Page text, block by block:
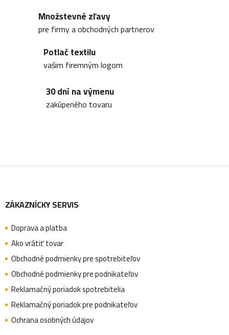
Množstevné zľavy
pre firmy a obchodných partnerov
Potlač textilu
vašim firemným logom
30 dní na výmenu
zakúpeného tovaru
á
p
ä
t
ZÁKAZNÍCKY SERVIS
Doprava a platba
Ako vrátiť tovar
Obchodné podmienky pre spotrebiteľov
Obchodné podmienky pre podnikateľov
Reklamačný poriadok spotrebitelia
Reklamačný poriadok pre podnikateľov
Ochrana osobných údajov